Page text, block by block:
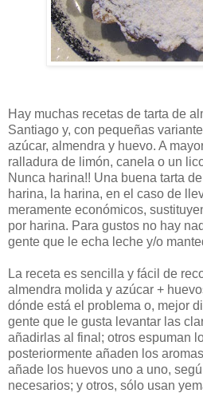
Hay muchas recetas de tarta de
Santiago y, con pequeñas
azúcar, almendra y huevo. A
ralladura de limón, canela o un
Nunca harina!! Una buena tarta
harina, la harina, en el caso de
meramente económicos,
por harina. Para gustos no hay
gente que le echa leche y/o
La receta es sencilla y fácil de
almendra molida y azúcar +
dónde está el problema o, mejor
gente que le gusta levantar las
añadirlas al final; otros espuman
posteriormente añaden los
añade los huevos uno a uno,
necesarios; y otros, sólo usan